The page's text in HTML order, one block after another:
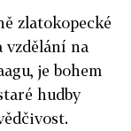
zlatokopecké
vzdělání na
je bohem
hudby